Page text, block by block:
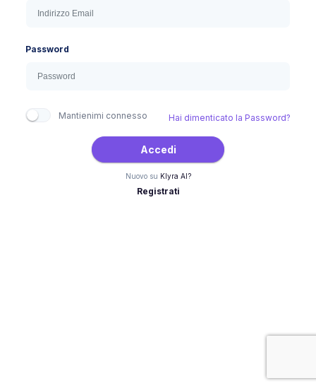
Password
Mantienimi connesso Hai dimenticato la Password?
Accedi
Nuovo su Klyra AI?
Registrati